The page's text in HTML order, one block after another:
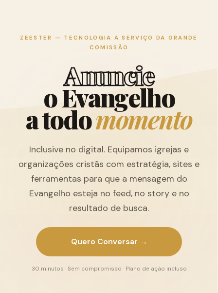
ZEESTER — TECNOLOGIA A SERVIÇO DA GRANDE
COMISSÃO
Anuncie
oEvangelho
atodomomento
Inclusive no digital. Equipamos igrejas e
organizações cristãs com estratégia, sites e
ferramentas para que a mensagem do
Evangelho esteja no feed, no story e no
resultado de busca.
Quero Conversar →
30 minutos · Sem compromisso · Plano de ação incluso